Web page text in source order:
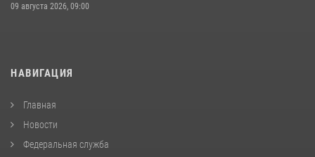
09 августа 2026, 09:00
НАВИГАЦИЯ
Главная
Новости
Федеральная служба